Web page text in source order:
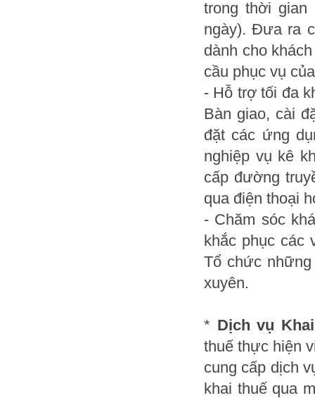
trong thời gian
ngày). Đưa ra
dành cho
cầu phục vụ
- Hỗ trợ tối đa
Bàn giao, cài
đặt các ứng
nghiệp vụ kê
cấp đường
qua điện thoại
- Chăm sóc
khắc phục các
Tổ chức
xuyên.
* Dịch vụ
thuế thực hiện
cung cấp dịch
khai thuế qua